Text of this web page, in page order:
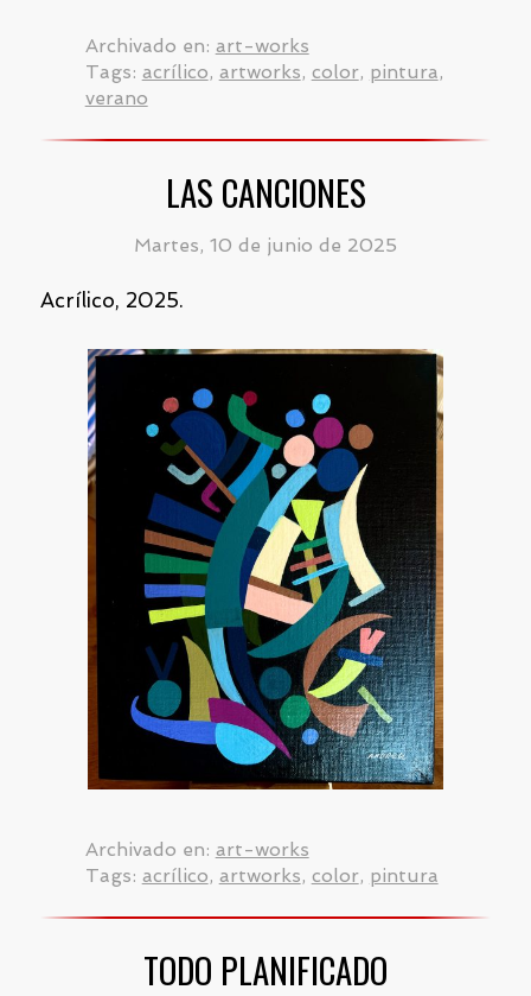
Archivado en: art-works
Tags: acrílico, artworks, color, pintura,
verano
LAS CANCIONES
Martes, 10 de junio de 2025
Acrílico, 2025.
Archivado en: art-works
Tags: acrílico, artworks, color, pintura
TODO PLANIFICADO